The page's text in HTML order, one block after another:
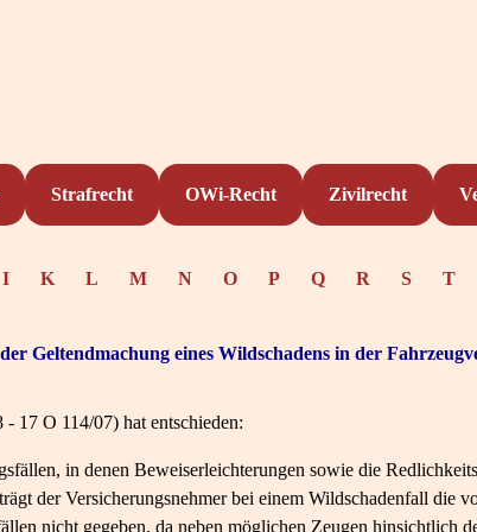
Strafrecht OWi-Recht Zivilrecht
I K L M N O P Q R S T
Geltendmachung eines Wildschadens in der
17 O 114/07) hat entschieden:
in denen Beweiserleichterungen sowie die
der Versicherungsnehmer bei einem Wildschadenfall die
nicht gegeben, da neben möglichen Zeugen hinsichtlich